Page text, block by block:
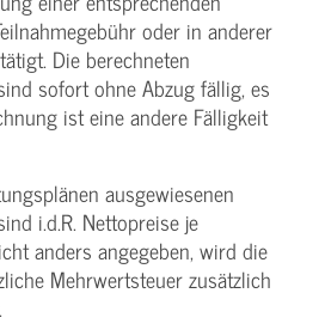
oder in anderer
Die berechneten
sofort ohne Abzug fällig, es
ist eine andere Fälligkeit
ausgewiesenen
i.d.R. Nettopreise je
anders angegeben, wird die
Mehrwertsteuer zusätzlich